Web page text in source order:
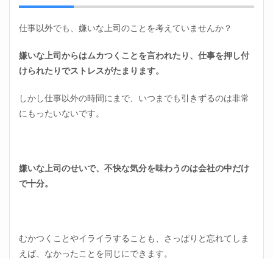
仕事以外でも、嫌いな上司のことを考えていませんか？
嫌いな上司からはムカつくことを言われたり、仕事を押し付
けられたりでストレスがたまります。
しかし仕事以外の時間にまで、いつまでも引きずるのは非常
にもったいないです。
嫌いな上司のせいで、不快な気分を味わうのは会社の中だけ
で十分。
むかつくことやイライラすることも、さっぱりと忘れてしま
えば、なかったことを同じにできます。